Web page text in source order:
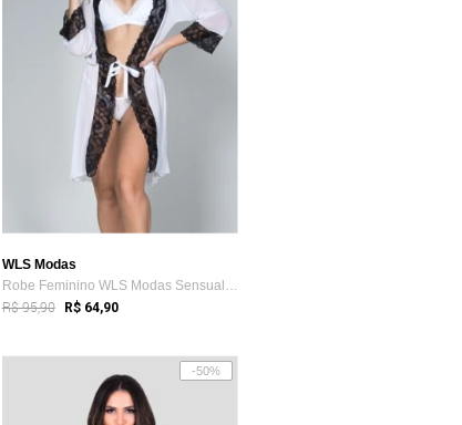
WLS Modas
Robe Feminino WLS Modas Sensual Tule com...
R$ 95,90 R$ 64,90
-50%